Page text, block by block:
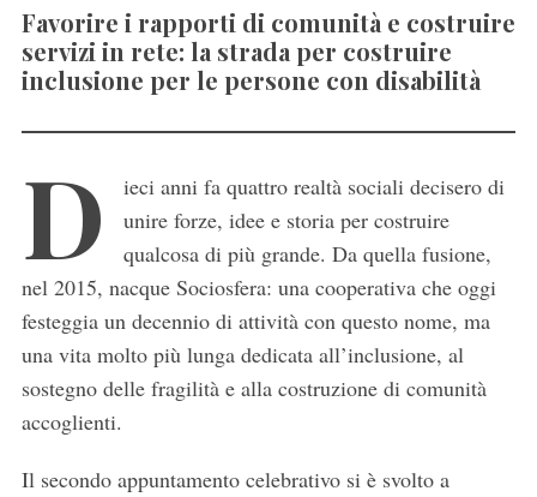
Favorire i rapporti di comunità e costruire
servizi in rete: la strada per costruire
inclusione per le persone con disabilità
D
ieci anni fa quattro realtà sociali decisero di
unire forze, idee e storia per costruire
qualcosa di più grande. Da quella fusione,
nel 2015, nacque Sociosfera: una cooperativa che oggi
festeggia un decennio di attività con questo nome, ma
una vita molto più lunga dedicata all’inclusione, al
sostegno delle fragilità e alla costruzione di comunità
accoglienti.
Il secondo appuntamento celebrativo si è svolto a